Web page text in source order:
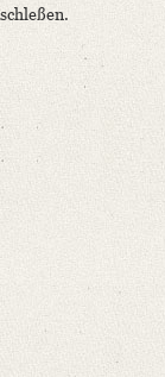
schleßen.